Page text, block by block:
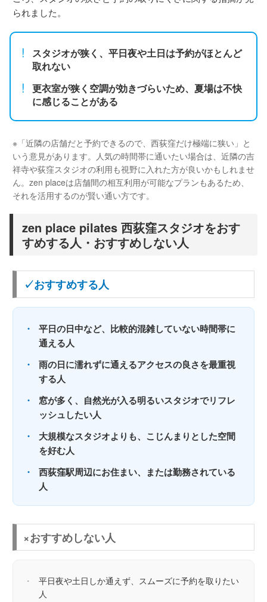
られました。
!
スタジオが狭く、平日夜や土日は予約がほとんど
取れない
!
更衣室が狭く空調が効きづらいため、夏場は不快
に感じることがある
※「近隣の店舗だと予約できるので、西荻窪だけ極端に狭い」と
いう意見があります。人気の時間帯に通いたい場合は、近隣の吉
祥寺や荻窪スタジオの利用も視野に入れた方が良いかもしれませ
ん。zen placeは店舗間の相互利用が可能なプランもあるため、
それを活用するのが賢い通い方です。
zen place pilates 西荻窪スタジオをおす
すめする人・おすすめしない人
✓おすすめする人
・
平日の日中など、比較的混雑していない時間帯に
通える人
・
雨の日に濡れずに通えるアクセスの良さを最重視
する人
・
窓が多く、自然光が入る明るいスタジオでリフレ
ッシュしたい人
・
大規模なスタジオよりも、こじんまりとした空間
を好む人
・
西荻窪駅周辺にお住まい、または勤務されている
人
×おすすめしない人
・
平日夜や土日しか通えず、スムーズに予約を取りたい
人